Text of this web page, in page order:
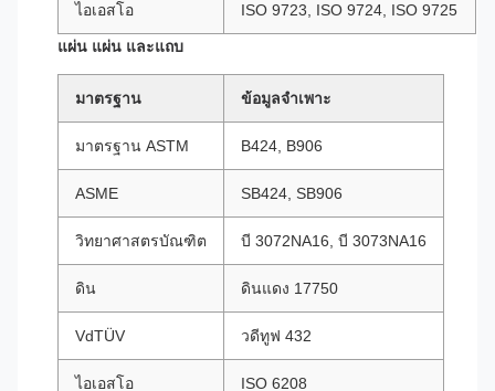
ไอเอสโอ ISO 9723, ISO 9724, ISO 9725
แผ่น แผ่น และแถบ
มาตรฐาน ข้อมูลจำเพาะ
มาตรฐาน ASTM B424, B906
ASME SB424, SB906
วิทยาศาสตรบัณฑิต บี 3072NA16, บี 3073NA16
ดิน ดินแดง 17750
VdTÜV วดีทูฟ 432
ไอเอสโอ ISO 6208